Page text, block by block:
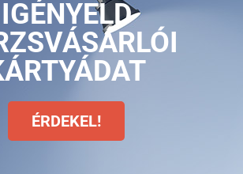
IGÉNYELD
ÉRDEKEL!